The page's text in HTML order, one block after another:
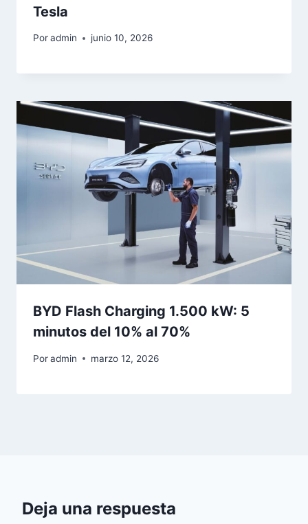
Tesla
Poradmin junio 10, 2026
BYD Flash Charging 1.500 kW: 5
minutos del 10% al 70%
Poradmin marzo 12, 2026
Deja una respuesta